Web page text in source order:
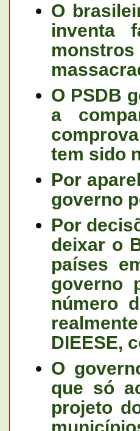
O
inventa
O PSDB
a
tem sido
Por
governo
Por
deixar o
países
governo
número
DIEESE,
O
que só
projeto